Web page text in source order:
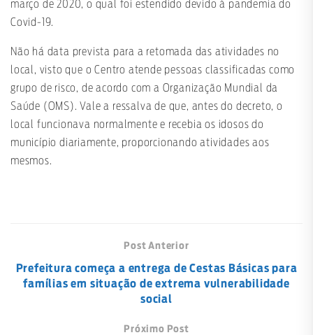
março de 2020, o qual foi estendido devido à pandemia do
Covid-19.
Não há data prevista para a retomada das atividades no
local, visto que o Centro atende pessoas classificadas como
grupo de risco, de acordo com a Organização Mundial da
Saúde (OMS). Vale a ressalva de que, antes do decreto, o
local funcionava normalmente e recebia os idosos do
município diariamente, proporcionando atividades aos
mesmos.
Post Anterior
Prefeitura começa a entrega de Cestas Básicas para
famílias em situação de extrema vulnerabilidade
social
Próximo Post